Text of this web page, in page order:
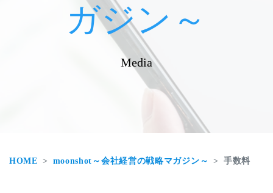
ガジン～
Media
HOME moonshot～会社経営の戦略マガジン～ 手数料